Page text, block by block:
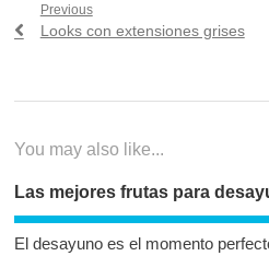
Navegación
entradas
Previous
Previous
Looks con extensiones grises
You may also like...
Las mejores frutas para
El desayuno es el momento